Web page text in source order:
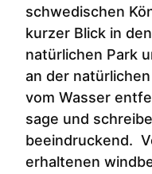
schwedischen
kurzer Blick in
natürlichen Park
an der
vom Wasser
sage und
beeindruckend.
erhaltenen